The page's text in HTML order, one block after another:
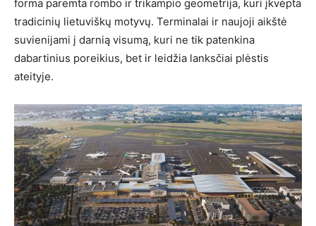
forma paremta rombo ir trikampio geometrija, kuri įkvėpta
tradicinių lietuviškų motyvų. Terminalai ir naujoji aikštė
suvienijami į darnią visumą, kuri ne tik patenkina
dabartinius poreikius, bet ir leidžia lanksčiai plėstis
ateityje.